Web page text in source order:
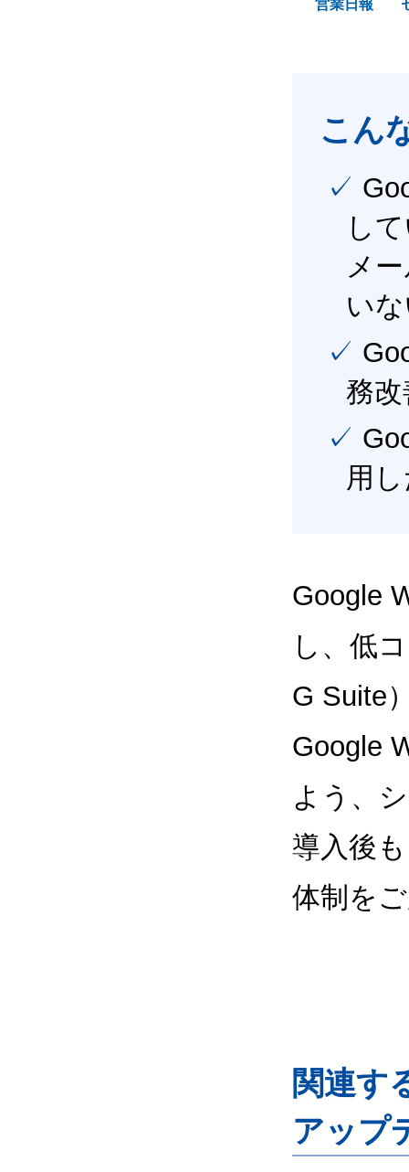
営業日報
こん
✓ Google Workspace（旧G Suite） を社内で導入
し
メ
い
✓ Google Workspace（旧G Suite） を活用し、業
務
✓ Google Workspace（旧G Suite） を最大限に活
用
Google
し、低
G Suite
Google
よう、
導入後
体制を
関連す
アップ